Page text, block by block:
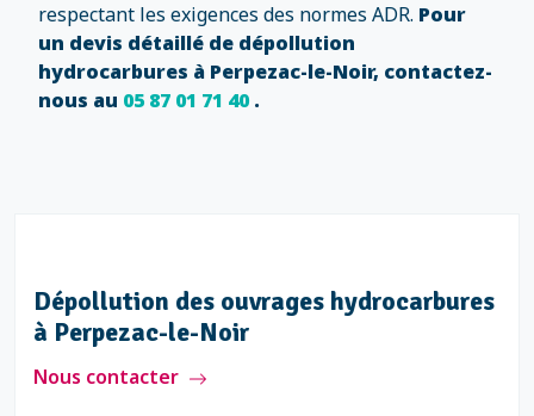
respectant les exigences des normes ADR. Pour
un devis détaillé de dépollution
hydrocarbures à Perpezac-le-Noir, contactez-
nous au 05 87 01 71 40.
Dépollution des ouvrages hydrocarbures
à Perpezac-le-Noir
Nous contacter